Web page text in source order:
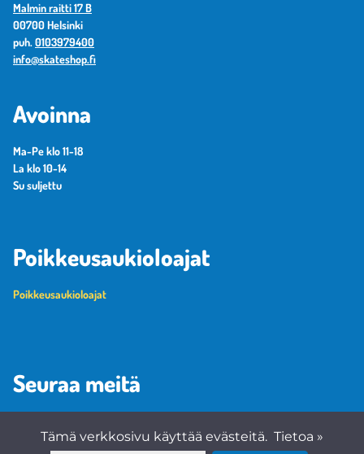
Malmin raitti 17 B
00700 Helsinki
puh. 0103979400
info@skateshop.fi
Avoinna
Ma-Pe klo 11-18
La klo 10-14
Su suljettu
Poikkeusaukioloajat
Poikkeusaukioloajat
Seuraa meitä
Tämä verkkosivu käyttää evästeitä. Tietoa »